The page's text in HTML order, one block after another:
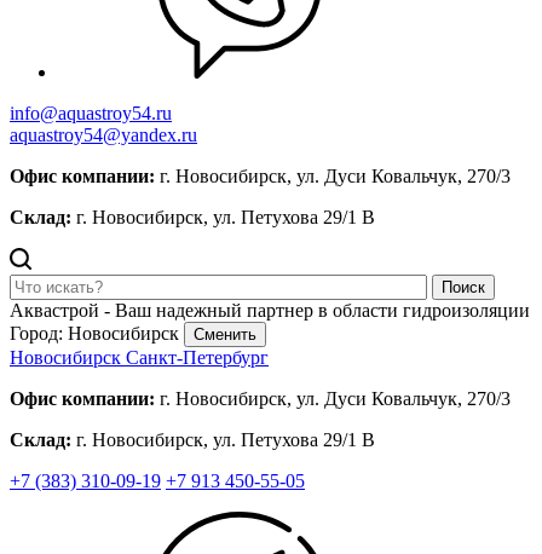
info@aquastroy54.ru
aquastroy54@yandex.ru
Офис компании: г. Новосибирск, ул. Дуси Ковальчук, 270/3
Склад: г. Новосибирск, ул. Петухова 29/1 В
Поиск
Аквастрой - Ваш надежный партнер в области гидроизоляции
Город: Новосибирск
Сменить
Новосибирск Санкт-Петербург
Офис компании: г. Новосибирск, ул. Дуси Ковальчук, 270/3
Склад: г. Новосибирск, ул. Петухова 29/1 В
+7 (383) 310-09-19 +7 913 450-55-05